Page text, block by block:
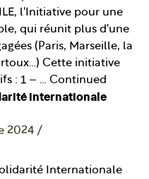
l'Initiative pour une
qui réunit plus d'une
(Paris, Marseille, la
Cette initiative
: 1 – … Continued
internationale
2024 /
Internationale